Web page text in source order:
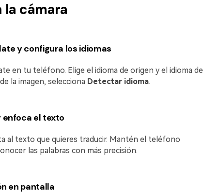
cámara
y configura los idiomas
en tu teléfono. Elige el idioma de origen y el idioma de
la imagen, selecciona Detectar idioma.
enfoca el texto
al texto que quieres traducir. Mantén el teléfono
las palabras con más precisión.
en pantalla